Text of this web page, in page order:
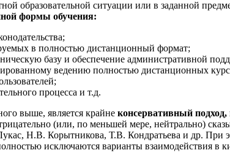
образовательной ситуации или в заданной
формы обучения:
в полностью дистанционный формат;
базу и обеспечение административной
ведению полностью дистанционных
процесса и т.д.
выше, является крайне консервативный подход,
(или, по меньшей мере, нейтрально)
Н.В. Корытникова, Т.В. Кондратьева и др. При
исключаются варианты взаимодействия в